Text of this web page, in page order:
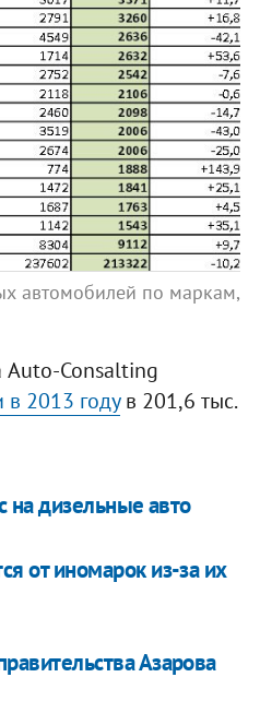
автомобилей по маркам,
Auto-Consalting
2013 годув 201,6 тыс.
на дизельные авто
от иномарок из-за их
Азарова